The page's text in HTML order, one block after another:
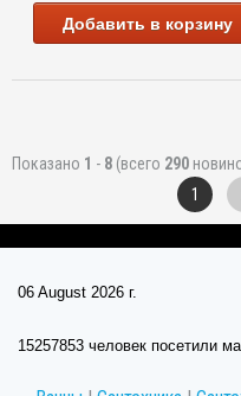
Добавить в корзину
Показано 1 - 8 (всего 290
1
06 August 2026 г.
15257853 человек посетили